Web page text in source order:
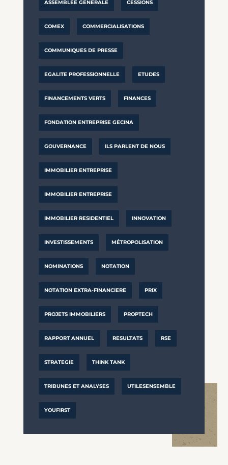
ASSEMBLEE GENERALE CESSIONS
COMEX COMMERCIALISATIONS
COMMUNIQUES DE PRESSE
EGALITE PROFESSIONNELLE ETUDES
FINANCEMENTS VERTS FINANCES
FONDATION ENTREPRISE GECINA
GOUVERNANCE ILS PARLENT DE NOUS
IMMOBILIER ENTREPRISE
IMMOBILIER ENTREPRISE
IMMOBILIER RESIDENTIEL INNOVATION
INVESTISSEMENTS MÉTROPOLISATION
NOMINATIONS NOTATION
NOTATION EXTRA-FINANCIERE PRIX
PROJETS IMMOBILIERS PROPTECH
RAPPORT ANNUEL RESULTATS RSE
STRATEGIE THINK TANK
TRIBUNES ET ANALYSES UTILESENSEMBLE
YOUFIRST